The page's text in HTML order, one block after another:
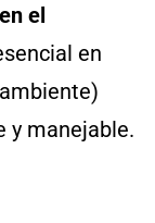
el
en
y manejable.